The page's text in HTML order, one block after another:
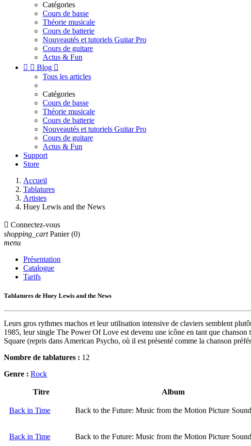
Catégories
Cours de basse
Théorie musicale
Cours de batterie
Nouveautés et tutoriels Guitar Pro
Cours de guitare
Actus & Fun
  Blog 
Tous les articles
Catégories
Cours de basse
Théorie musicale
Cours de batterie
Nouveautés et tutoriels Guitar Pro
Cours de guitare
Actus & Fun
Support
Store
Accueil
Tablatures
Artistes
Huey Lewis and the News
 Connectez-vous
shopping_cart Panier (0)
menu
Présentation
Catalogue
Tarifs
Tablatures de Huey Lewis and the News
Leurs gros rythmes machos et leur utilisation intensive de claviers semblent
1985, leur single The Power Of Love est devenu une icône en tant que
Square (repris dans American Psycho, où il est présenté comme la chanson
Nombre de tablatures : 12
Genre : Rock
Titre Album
Back in Time Back to the Future: Music from the Motion Picture
Back in Time Back to the Future: Music from the Motion Picture